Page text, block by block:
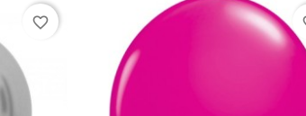
favorite_border